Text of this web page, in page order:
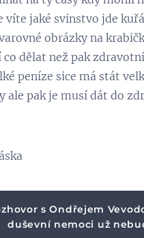
víte jaké svinstvo jde
obrázky na
co dělat než pak
peníze sice má stát
ale pak je musí dát do
s Ondřejem
duševní nemoci už